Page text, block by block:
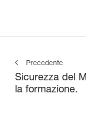
Precedente
Sicurezza del
la formazione.